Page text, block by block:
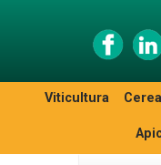
Viticultura